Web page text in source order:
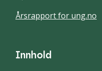
Årsrapport for ung.no
Innhold